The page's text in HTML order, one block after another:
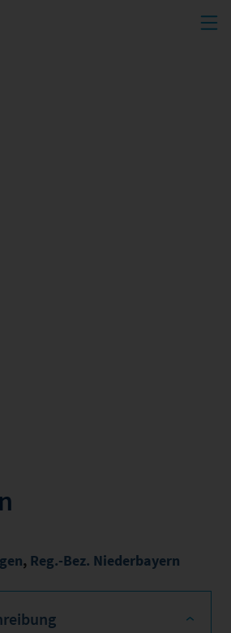
, Reg.-Bez. Niederbayern